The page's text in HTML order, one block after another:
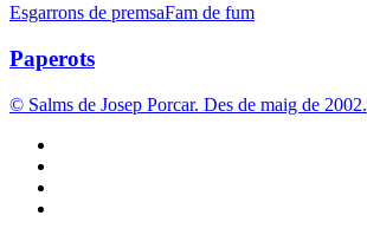
Paperots
Esgarrons de premsaFam de fum
Paperots
© Salms de Josep Porcar. Des de maig de 2002.